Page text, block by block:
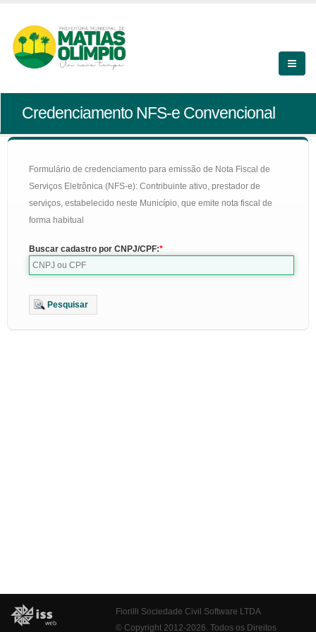
Credenciamento NFS-e Convencional
Formulário de credenciamento para emissão de Nota Fiscal de
Serviços Eletrônica (NFS-e): Contribuinte ativo, prestador de
serviços, estabelecido neste Município, que emite nota fiscal de
forma habitual
Buscar cadastro por CNPJ/CPF:
Pesquisar
Fiorilli Sociedade Civil Software LTDA
© Copyright 2012-2026. Todos os Direitos